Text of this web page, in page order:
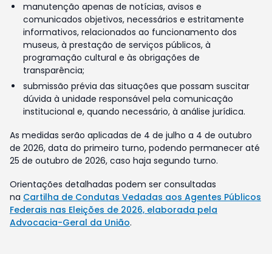
manutenção apenas de notícias, avisos e
comunicados objetivos, necessários e estritamente
informativos, relacionados ao funcionamento dos
museus, à prestação de serviços públicos, à
programação cultural e às obrigações de
transparência;
submissão prévia das situações que possam suscitar
dúvida à unidade responsável pela comunicação
institucional e, quando necessário, à análise jurídica.
As medidas serão aplicadas de 4 de julho a 4 de outubro
de 2026, data do primeiro turno, podendo permanecer até
25 de outubro de 2026, caso haja segundo turno.
Orientações detalhadas podem ser consultadas
na Cartilha de Condutas Vedadas aos Agentes Públicos
Federais nas Eleições de 2026, elaborada pela
Advocacia-Geral da União.